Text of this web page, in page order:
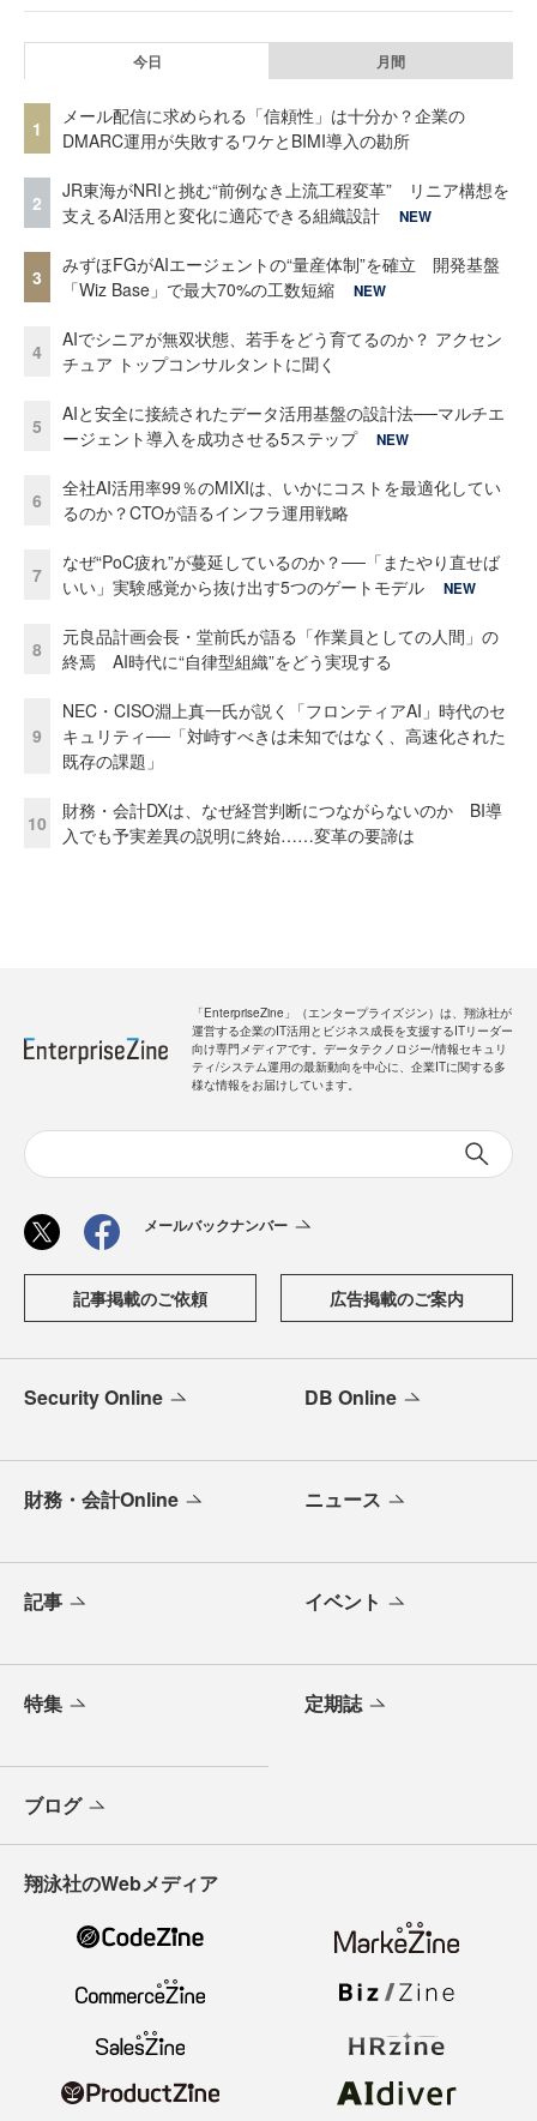
今日 月間
1
メール配信に求められる「信頼性」は十分か？企業の
DMARC運用が失敗するワケとBIMI導入の勘所
2
JR東海がNRIと挑む“前例なき上流工程変革” リニア構想を
支えるAI活用と変化に適応できる組織設計
NEW
3
みずほFGがAIエージェントの“量産体制”を確立 開発基盤
「Wiz Base」で最大70%の工数短縮
NEW
4
AIでシニアが無双状態、若手をどう育てるのか？ アクセン
チュア トップコンサルタントに聞く
5
AIと安全に接続されたデータ活用基盤の設計法──マルチエ
ージェント導入を成功させる5ステップ
NEW
6
全社AI活用率99％のMIXIは、いかにコストを最適化してい
るのか？CTOが語るインフラ運用戦略
7
なぜ“PoC疲れ”が蔓延しているのか？──「またやり直せば
いい」実験感覚から抜け出す5つのゲートモデル
NEW
8
元良品計画会長・堂前氏が語る「作業員としての人間」の
終焉 AI時代に“自律型組織”をどう実現する
9
NEC・CISO淵上真一氏が説く「フロンティアAI」時代のセ
キュリティ──「対峙すべきは未知ではなく、高速化された
既存の課題」
10
財務・会計DXは、なぜ経営判断につながらないのか BI導
入でも予実差異の説明に終始……変革の要諦は
「EnterpriseZine」（エンタープライズジン）は、翔泳社が
運営する企業のIT活用とビジネス成長を支援するITリーダー
向け専門メディアです。データテクノロジー/情報セキュリ
ティ/システム運用の最新動向を中心に、企業ITに関する多
様な情報をお届けしています。
メールバックナンバー
記事掲載のご依頼 広告掲載のご案内
Security Online DB Online
財務・会計Online ニュース
記事 イベント
特集 定期誌
ブログ
翔泳社のWebメディア